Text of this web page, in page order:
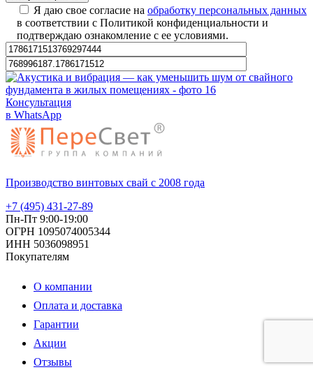
Я даю свое согласие на обработку персональных данных
в соответствии с Политикой конфиденциальности и
подтверждаю ознакомление с ее условиями.
Консультация
в WhatsApp
Производство винтовых свай с 2008 года
+7 (495) 431-27-89
Пн-Пт 9:00-19:00
ОГРН 1095074005344
ИНН 5036098951
Покупателям
О компании
Оплата и доставка
Гарантии
Акции
Отзывы